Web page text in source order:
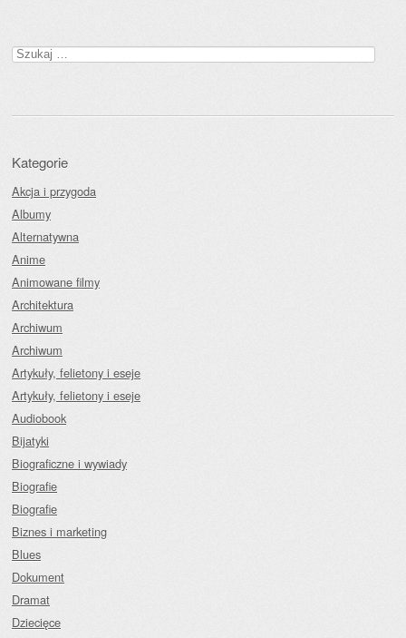
Szukaj:
Kategorie
Akcja i przygoda
Albumy
Alternatywna
Anime
Animowane filmy
Architektura
Archiwum
Archiwum
Artykuły, felietony i eseje
Artykuły, felietony i eseje
Audiobook
Bijatyki
Biograficzne i wywiady
Biografie
Biografie
Biznes i marketing
Blues
Dokument
Dramat
Dziecięce